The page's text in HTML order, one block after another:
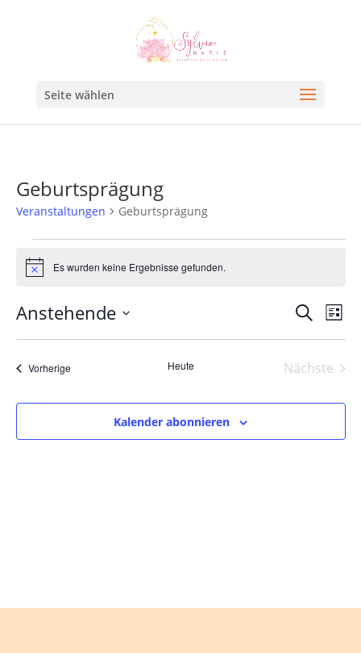
Seite wählen
Geburtsprägung
Veranstaltungen Geburtsprägung
HinweisEs wurden keine Ergebnisse gefunden.
Suche
und
SucheListe
Anstehende
Datum
wählen.
VorherigeVeranstaltungen Heute
Nächste
Kalender abonnieren